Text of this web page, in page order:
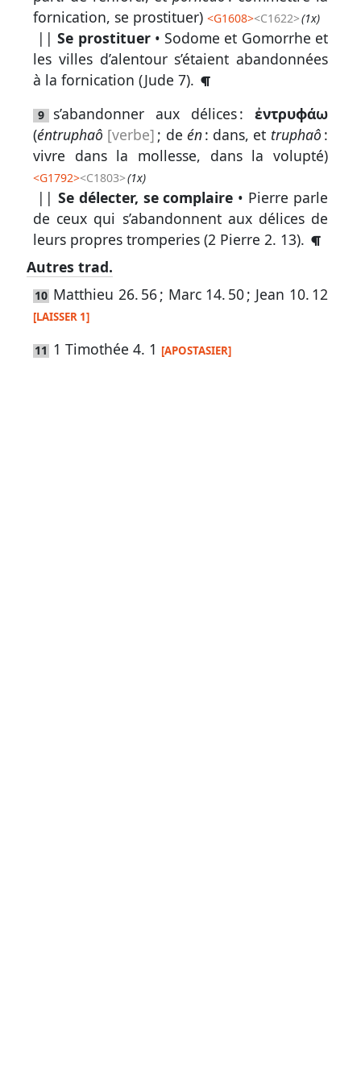
fornication, se prostituer)<G1608><C1622>(1x)
||Se prostituer• Sodome et Gomorrhe et
les villes d’alentour s’étaient abandonnées
à la fornication (Jude 7).
9 s’abandonner aux délices : ἐντρυϕάω
(éntruphaô [verbe] ; de én: dans, et truphaô :
vivre dans la mollesse, dans la volupté)
<G1792><C1803>(1x)
|| Se délecter, se complaire • Pierre parle
de ceux qui s’abandonnent aux délices de
leurs propres tromperies (2 Pierre 2. 13).
Autres trad.
10 Matthieu 26. 56; Marc 14. 50; Jean 10. 12
[LAISSER 1]
11 1 Timothée 4. 1 [APOSTASIER]